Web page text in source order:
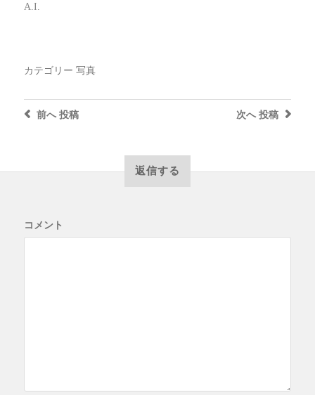
A.I.
カテゴリー 写真
次へ 投稿
前へ投稿
返信する
コメント